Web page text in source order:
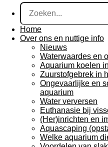
Home
Over ons en nuttige info
Nieuws
Waterwaardes en
Aquarium koelen
Zuurstofgebrek in
Ongevaarlijke en
aquarium
Water verversen
Euthanasie bij
(Her)inrichten en
Aquascaping
Welke aquarium